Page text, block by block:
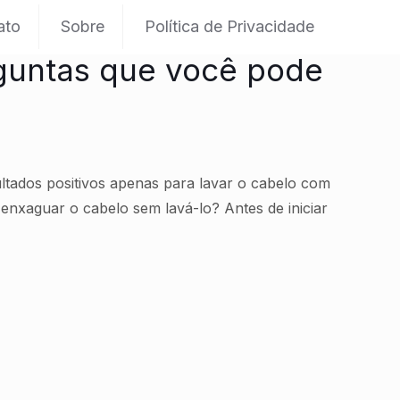
Sobre Política de Privacidade
que você pode
positivos apenas para lavar o cabelo com
o cabelo sem lavá-lo? Antes de iniciar